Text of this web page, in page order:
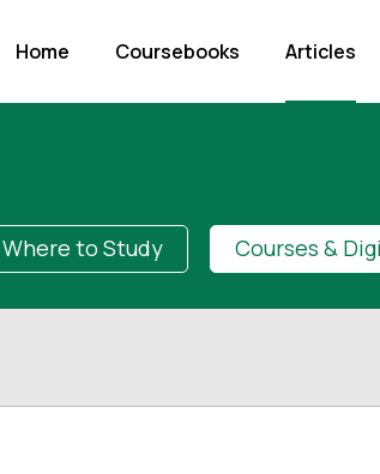
Home Coursebooks Articles
Where to Study Courses &